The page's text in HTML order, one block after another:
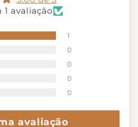
1 avaliação
1
0
0
0
0
avaliação